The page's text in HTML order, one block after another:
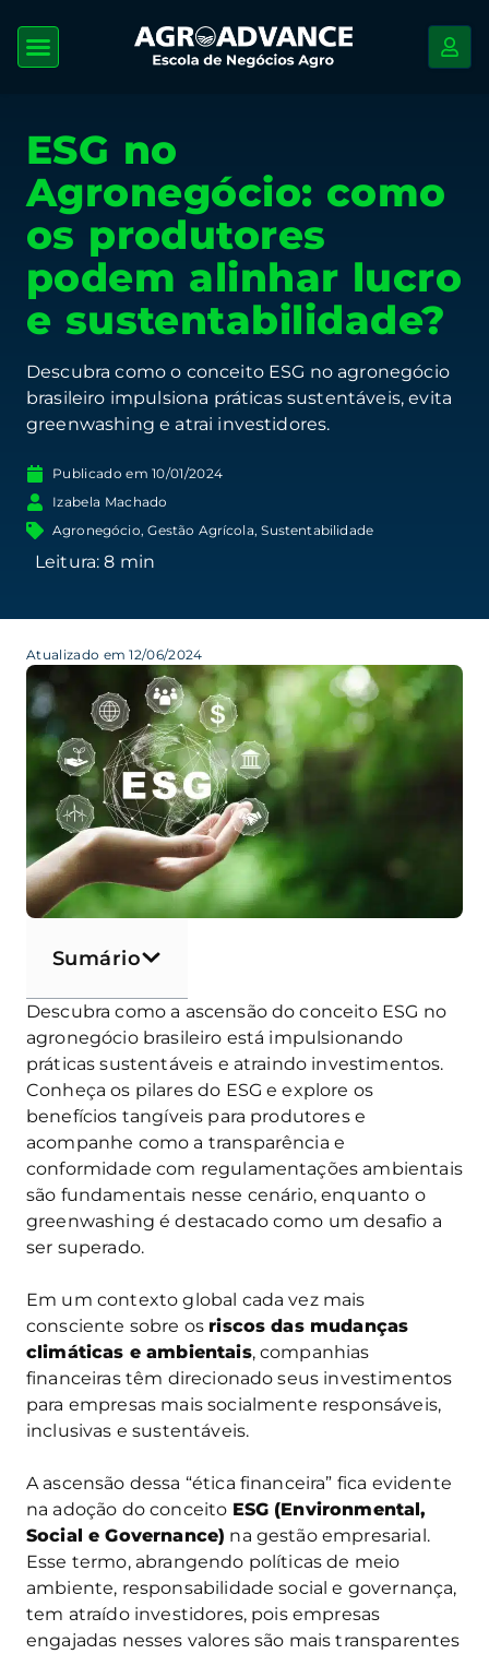
ESG no
Agronegócio: como
os produtores
podem alinhar lucro
e sustentabilidade?
Descubra como o conceito ESG no agronegócio
brasileiro impulsiona práticas sustentáveis, evita
greenwashing e atrai investidores.
Publicado em 10/01/2024
Izabela Machado
Agronegócio,Gestão Agrícola,Sustentabilidade
Atualizado em 12/06/2024
Sumário
Descubra como a ascensão do conceito ESG no
agronegócio brasileiro está impulsionando
práticas sustentáveis e atraindo investimentos.
Conheça os pilares do ESG e explore os
benefícios tangíveis para produtores e
acompanhe como a transparência e
conformidade com regulamentações ambientais
são fundamentais nesse cenário, enquanto o
greenwashing é destacado como um desafio a
ser superado.
Em um contexto global cada vez mais
consciente sobre os riscos das mudanças
climáticas e ambientais, companhias
financeiras têm direcionado seus investimentos
para empresas mais socialmente responsáveis,
inclusivas e sustentáveis.
A ascensão dessa “ética financeira” fica evidente
na adoção do conceito ESG (Environmental,
Social e Governance) na gestão empresarial.
Esse termo, abrangendo políticas de meio
ambiente, responsabilidade social e governança,
tem atraído investidores, pois empresas
engajadas nesses valores são mais transparentes